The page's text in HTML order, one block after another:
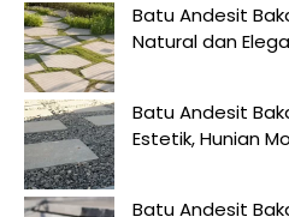
Batu Andesit
Natural dan
Batu Andesit
Estetik, Hunian
Batu Andesit